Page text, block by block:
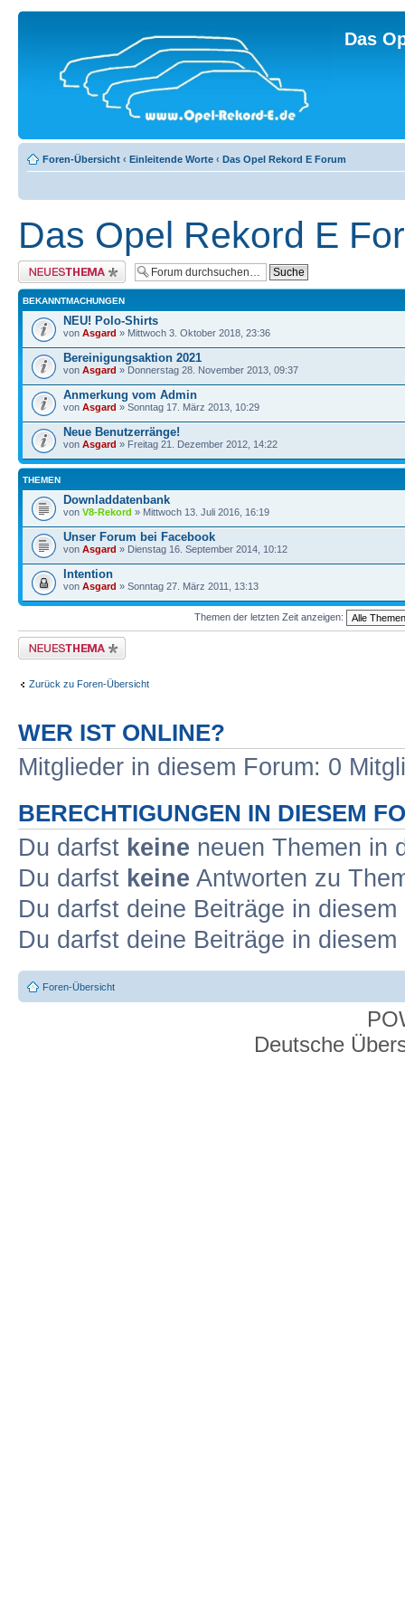
Das
Foren-Übersicht ‹ Einleitende Worte ‹ Das Opel Rekord E Forum
Das Opel Rekord E
Neues Thema erstellen
BEKANNTMACHUNGEN
NEU! Polo-Shirts
von Asgard » Mittwoch 3. Oktober 2018, 23:36
Bereinigungsaktion 2021
von Asgard » Donnerstag 28. November 2013, 09:37
Anmerkung vom Admin
von Asgard » Sonntag 17. März 2013, 10:29
Neue Benutzerränge!
von Asgard » Freitag 21. Dezember 2012, 14:22
THEMEN
Downladdatenbank
von V8-Rekord » Mittwoch 13. Juli 2016, 16:19
Unser Forum bei Facebook
von Asgard » Dienstag 16. September 2014, 10:12
Intention
von Asgard » Sonntag 27. März 2011, 13:13
Themen der letzten Zeit anzeigen:
Neues Thema erstellen
Zurück zu Foren-Übersicht
WER IST ONLINE?
Mitglieder in diesem Forum: 0
BERECHTIGUNGEN IN DIESEM
Du darfst keine neuen Themen in
Du darfst keine Antworten zu
Du darfst deine Beiträge in
Du darfst deine Beiträge in
Foren-Übersicht
Deutsche